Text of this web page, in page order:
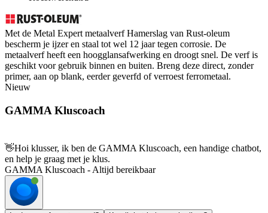
Met de Metal Expert metaalverf Hamerslag van Rust-oleum
bescherm je ijzer en staal tot wel 12 jaar tegen corrosie. De
metaalverf heeft een hoogglansafwerking en droogt snel. De verf is
geschikt voor gebruik binnen en buiten. Breng deze direct, zonder
primer, aan op blank, eerder geverfd of verroest ferrometaal.
Nieuw
GAMMA Kluscoach
👋Hoi klusser, ik ben de GAMMA Kluscoach, een handige chatbot,
en help je graag met je klus.
GAMMA Kluscoach - Altijd bereikbaar